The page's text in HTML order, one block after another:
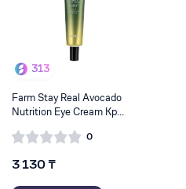
313
Farm Stay Real Avocado
Nutrition Eye Cream Кр...
0
3 130 ₸